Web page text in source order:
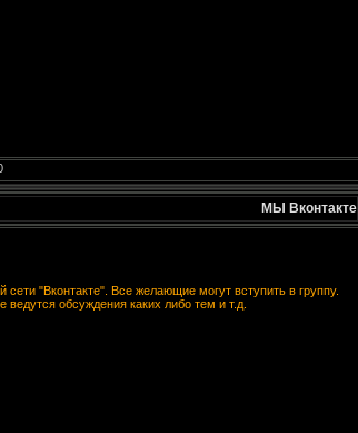
МЫ Вконтакте
"Вконтакте". Все желающие могут вступить в группу.
обсуждения каких либо тем и т.д.